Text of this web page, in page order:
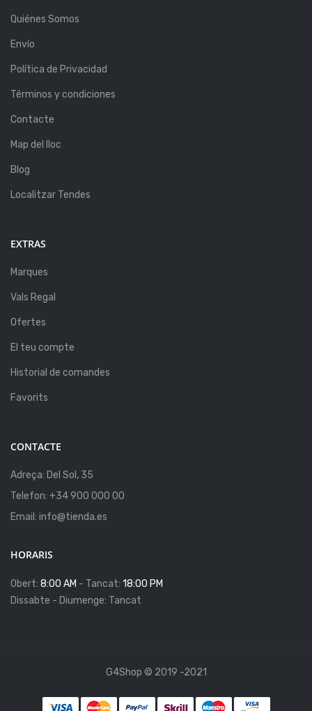
Quiénes Somos
Envío
Política de Privacidad
Términos y condiciones
Contacte
Map del lloc
Blog
Localitzar Tendes
EXTRAS
Marques
Vals Regal
Ofertes
El teu compte
Historial de comandes
Favorits
CONTACTE
Adreça: Del Sol, 35
Telefon: +34 900 000 00
Email: info@tienda.es
HORARIS
Obert: 8:00 AM - Tancat: 18:00 PM
Dissabte - Diumenge: Tancat
G4Shop © 2019 -2021